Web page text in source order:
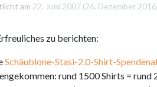
am 22. Juni 2007 (26. Dezember
zu berichten:
Schäublone-Stasi-2.0-Shirt-
rund 1500 Shirts =